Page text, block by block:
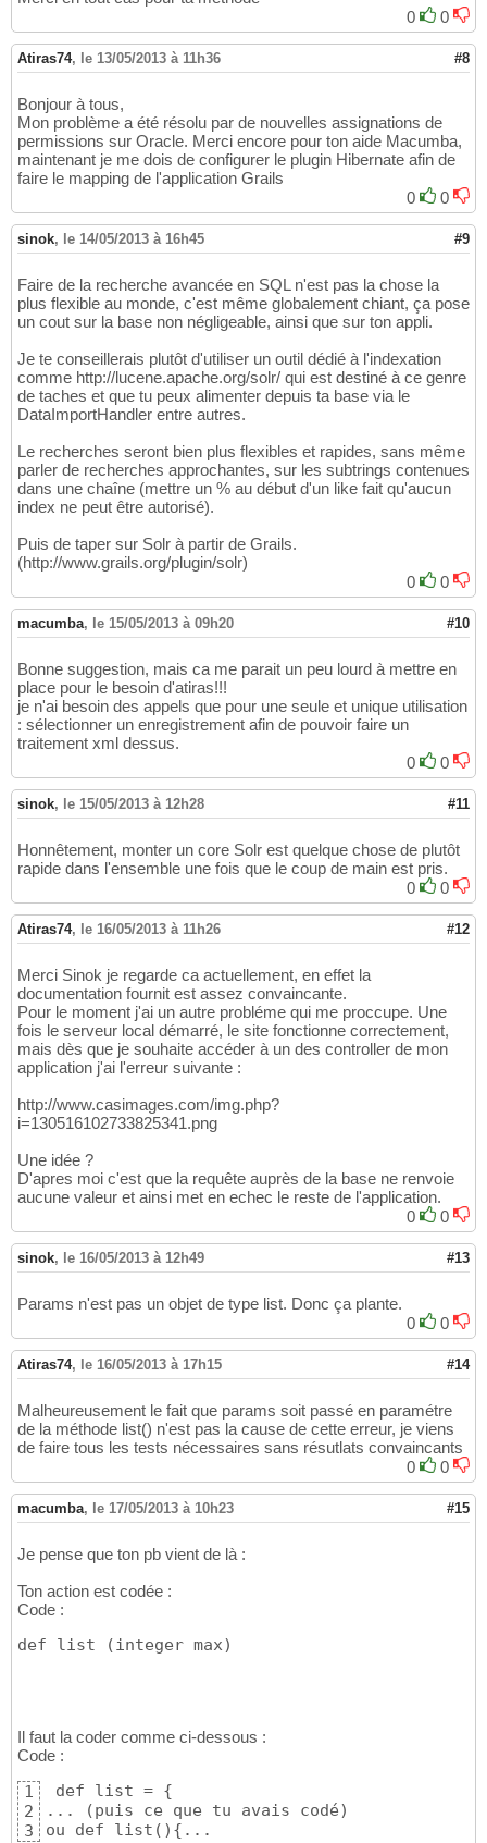
0
0
Atiras74, le 13/05/2013 à 11h36 #8
Bonjour à tous,
Mon problème a été résolu par de nouvelles assignations de
permissions sur Oracle. Merci encore pour ton aide Macumba,
maintenant je me dois de configurer le plugin Hibernate afin de
faire le mapping de l'application Grails
0
0
sinok, le 14/05/2013 à 16h45 #9
Faire de la recherche avancée en SQL n'est pas la chose la
plus flexible au monde, c'est même globalement chiant, ça pose
un cout sur la base non négligeable, ainsi que sur ton appli.
Je te conseillerais plutôt d'utiliser un outil dédié à l'indexation
comme http://lucene.apache.org/solr/ qui est destiné à ce genre
de taches et que tu peux alimenter depuis ta base via le
DataImportHandler entre autres.
Le recherches seront bien plus flexibles et rapides, sans même
parler de recherches approchantes, sur les subtrings contenues
dans une chaîne (mettre un % au début d'un like fait qu'aucun
index ne peut être autorisé).
Puis de taper sur Solr à partir de Grails.
(http://www.grails.org/plugin/solr)
0
0
macumba, le 15/05/2013 à 09h20 #10
Bonne suggestion, mais ca me parait un peu lourd à mettre en
place pour le besoin d'atiras!!!
je n'ai besoin des appels que pour une seule et unique utilisation
: sélectionner un enregistrement afin de pouvoir faire un
traitement xml dessus.
0
0
sinok, le 15/05/2013 à 12h28 #11
Honnêtement, monter un core Solr est quelque chose de plutôt
rapide dans l'ensemble une fois que le coup de main est pris.
0
0
Atiras74, le 16/05/2013 à 11h26 #12
Merci Sinok je regarde ca actuellement, en effet la
documentation fournit est assez convaincante.
Pour le moment j'ai un autre probléme qui me proccupe. Une
fois le serveur local démarré, le site fonctionne correctement,
mais dès que je souhaite accéder à un des controller de mon
application j'ai l'erreur suivante :
http://www.casimages.com/img.php?
i=130516102733825341.png
Une idée ?
D'apres moi c'est que la requête auprès de la base ne renvoie
aucune valeur et ainsi met en echec le reste de l'application.
0
0
sinok, le 16/05/2013 à 12h49 #13
Params n'est pas un objet de type list. Donc ça plante.
0
0
Atiras74, le 16/05/2013 à 17h15 #14
Malheureusement le fait que params soit passé en paramétre
de la méthode list() n'est pas la cause de cette erreur, je viens
de faire tous les tests nécessaires sans résutlats convaincants
0
0
macumba, le 17/05/2013 à 10h23 #15
Je pense que ton pb vient de là :
Ton action est codée :
Code :
def list (integer max)
Il faut la coder comme ci-dessous :
Code :
1
2
3
def list = {
...
(puis ce que tu avais codé)
ou def list ( ) { ...